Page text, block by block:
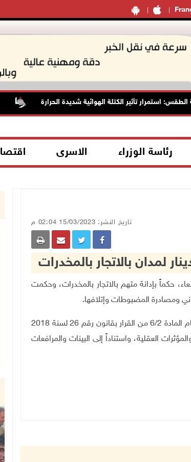
استمرار تأثير الكتلة الهوائية شديدة الحرارة
رئاسة الوزراء الاسرى
تاريخ النشر: 15/03/2023 02:04 م
الأربعاء، حكماً بإدانة متهم بالاتجار بالمخدرات، وحكمت
.
وجاء الحكم خلال الجلسة التي ترأسها القاضي عماد ثابت، سندا لأحكام المادة 6/2 من القرار بقانون رقم 26 لسنة 2018
مكافحة المخدرات والمؤثرات العقلية، واستناداً إلى البينات والمرافعات